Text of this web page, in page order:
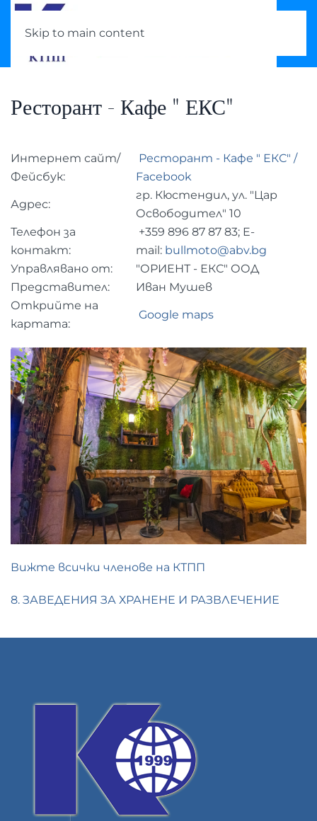
Skip to main content
Ресторант - Кафе " ЕКС"
Интернет сайт/
Фейсбук:
Ресторант - Кафе " ЕКС" /
Facebook
Адрес:
гр. Кюстендил, ул. "Цар
Освободител" 10
Телефон за
контакт:
+359 896 87 87 83; E-
mail: bullmoto@abv.bg
Управлявано от:
"ОРИЕНТ - ЕКС" ООД
Представител:
Иван Мушев
Открийте на
картата:
Google maps
Вижте всички членове на КТПП
8. ЗАВЕДЕНИЯ ЗА ХРАНЕНЕ И РАЗВЛЕЧЕНИЕ